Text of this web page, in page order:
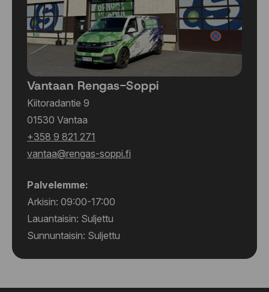
Vantaan Rengas-Soppi
Kiitoradantie 9
01530 Vantaa
+358 9 821 271
vantaa@rengas-soppi.fi
Palvelemme:
Arkisin: 09:00-17:00
Lauantaisin: Suljettu
Sunnuntaisin: Suljettu